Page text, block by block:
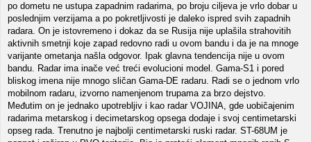
po dometu ne ustupa zapadnim radarima, po broju ciljeva je vrlo dobar u
poslednjim verzijama a po pokretljivosti je daleko ispred svih zapadnih
radara. On je istovremeno i dokaz da se Rusija nije uplašila strahovitih
aktivnih smetnji koje zapad redovno radi u ovom bandu i da je na mnoge
varijante ometanja našla odgovor. Ipak glavna tendencija nije u ovom
bandu. Radar ima inače već treći evolucioni model. Gama-S1 i pored
bliskog imena nije mnogo sličan Gama-DE radaru. Radi se o jednom vrlo
mobilnom radaru, izvorno namenjenom trupama za brzo dejstvo.
Međutim on je jednako upotrebljiv i kao radar VOJINA, gde uobičajenim
radarima metarskog i decimetarskog opsega dodaje i svoj centimetarski
opseg rada. Trenutno je najbolji centimetarski ruski radar. ST-68UM je